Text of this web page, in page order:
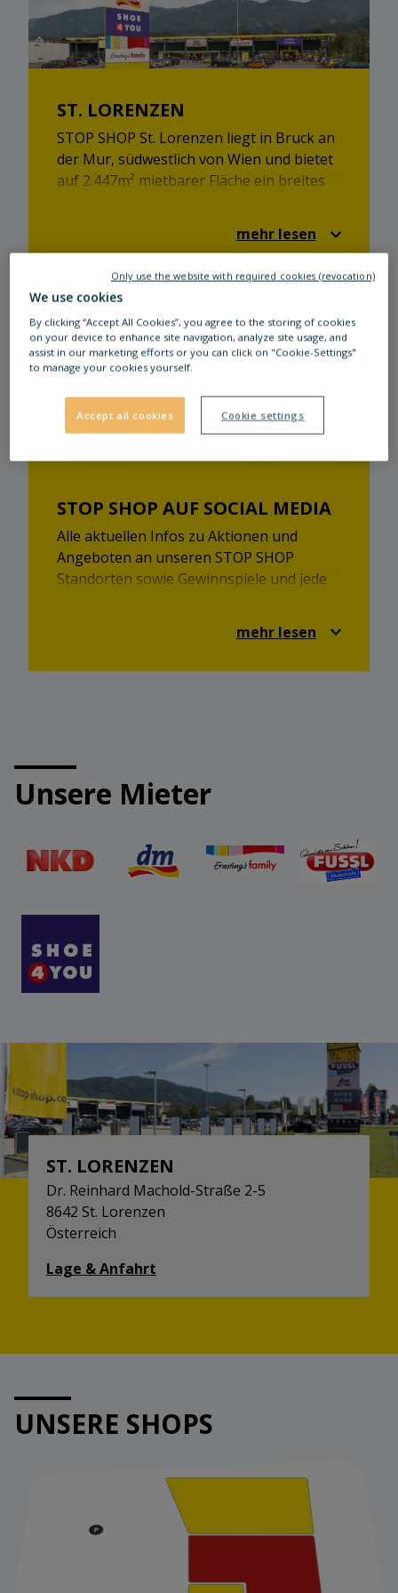
ST. LORENZEN
STOP SHOP St. Lorenzen liegt in Bruck an
der Mur, südwestlich von Wien und bietet
auf 2.447m² mietbarer Fläche ein breites
mehr lesen
STOP SHOP AUF SOCIAL MEDIA
Alle aktuellen Infos zu Aktionen und
Angeboten an unseren STOP SHOP
Standorten sowie Gewinnspiele und jede
Schaut vorbei und seid immer up-to-date!
mehr lesen
Unsere Mieter
ST. LORENZEN
Dr. Reinhard Machold-Straße 2-5
8642 St. Lorenzen
Österreich
Lage & Anfahrt
UNSERE SHOPS
We use cookies
By clicking “Accept All Cookies”, you agree to the storing of cookies
on your device to enhance site navigation, analyze site usage, and
assist in our marketing efforts or you can click on "Cookie-Settings"
to manage your cookies yourself.
Accept all cookies Cookie settings
Only use the website with required cookies (revocation)